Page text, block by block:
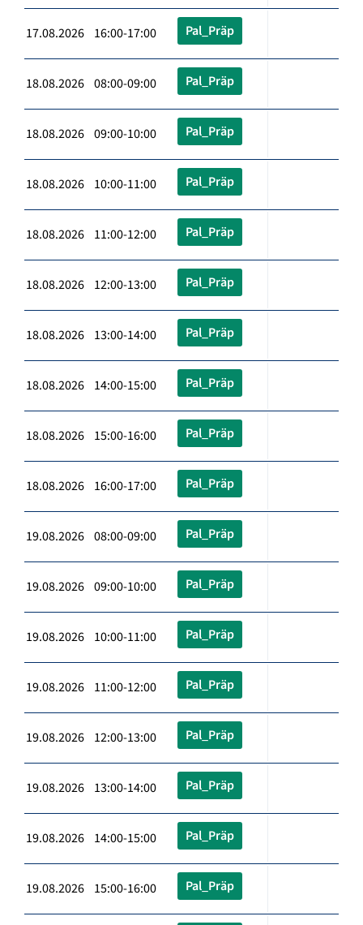
17.08.2026 16:00-17:00 Pal_Präp
18.08.2026 08:00-09:00 Pal_Präp
18.08.2026 09:00-10:00 Pal_Präp
18.08.2026 10:00-11:00 Pal_Präp
18.08.2026 11:00-12:00 Pal_Präp
18.08.2026 12:00-13:00 Pal_Präp
18.08.2026 13:00-14:00 Pal_Präp
18.08.2026 14:00-15:00 Pal_Präp
18.08.2026 15:00-16:00 Pal_Präp
18.08.2026 16:00-17:00 Pal_Präp
19.08.2026 08:00-09:00 Pal_Präp
19.08.2026 09:00-10:00 Pal_Präp
19.08.2026 10:00-11:00 Pal_Präp
19.08.2026 11:00-12:00 Pal_Präp
19.08.2026 12:00-13:00 Pal_Präp
19.08.2026 13:00-14:00 Pal_Präp
19.08.2026 14:00-15:00 Pal_Präp
19.08.2026 15:00-16:00 Pal_Präp